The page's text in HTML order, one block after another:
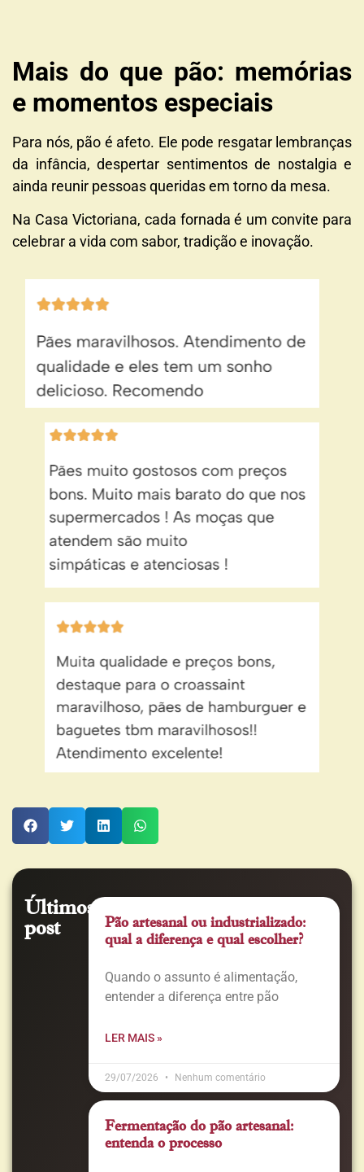
Mais do que pão: memórias
e momentos especiais
Para nós, pão é afeto. Ele pode resgatar lembranças
da infância, despertar sentimentos de nostalgia e
ainda reunir pessoas queridas em torno da mesa.
Na Casa Victoriana, cada fornada é um convite para
celebrar a vida com sabor, tradição e inovação.
Últimos
post
Pão artesanal ou industrializado:
qual a diferença e qual escolher?
Quando o assunto é alimentação,
entender a diferença entre pão
LER MAIS »
29/07/2026 Nenhum comentário
Fermentação do pão artesanal:
entenda o processo